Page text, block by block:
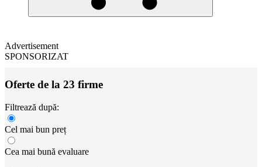
Advertisement
SPONSORIZAT
Oferte de la 23 firme
Filtrează după:
Cel mai bun preț
Cea mai bună evaluare